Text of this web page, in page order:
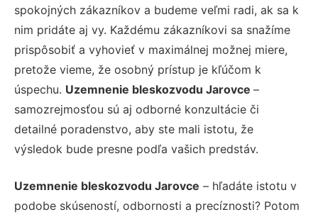
spokojných zákazníkov a budeme veľmi radi, ak sa k
nim pridáte aj vy. Každému zákazníkovi sa snažíme
prispôsobiť a vyhovieť v maximálnej možnej miere,
pretože vieme, že osobný prístup je kľúčom k
úspechu. Uzemnenie bleskozvodu Jarovce –
samozrejmosťou sú aj odborné konzultácie či
detailné poradenstvo, aby ste mali istotu, že
výsledok bude presne podľa vašich predstáv.
Uzemnenie bleskozvodu Jarovce – hľadáte istotu v
podobe skúseností, odbornosti a precíznosti? Potom